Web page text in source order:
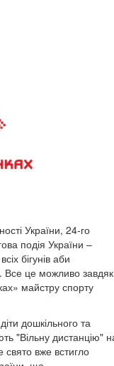
України, 24-го
подія України –
бігунів аби
Все це можливо
майстру спорту
дошкільного та
"Вільну дистанцію"
свято вже встигло